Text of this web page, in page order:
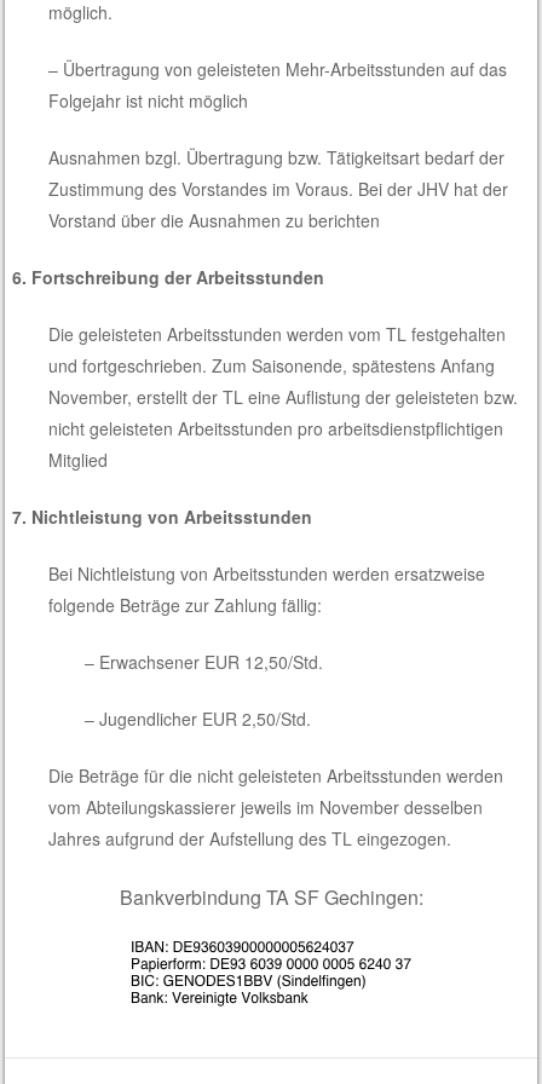
möglich.
– Übertragung von geleisteten Mehr-Arbeitsstunden auf das
Folgejahr ist nicht möglich
Ausnahmen bzgl. Übertragung bzw. Tätigkeitsart bedarf der
Zustimmung des Vorstandes im Voraus. Bei der JHV hat der
Vorstand über die Ausnahmen zu berichten
6. Fortschreibung der Arbeitsstunden
Die geleisteten Arbeitsstunden werden vom TL festgehalten
und fortgeschrieben. Zum Saisonende, spätestens Anfang
November, erstellt der TL eine Auflistung der geleisteten bzw.
nicht geleisteten Arbeitsstunden pro arbeitsdienstpflichtigen
Mitglied
7. Nichtleistung von Arbeitsstunden
Bei Nichtleistung von Arbeitsstunden werden ersatzweise
folgende Beträge zur Zahlung fällig:
– Erwachsener EUR 12,50/Std.
– Jugendlicher EUR 2,50/Std.
Die Beträge für die nicht geleisteten Arbeitsstunden werden
vom Abteilungskassierer jeweils im November desselben
Jahres aufgrund der Aufstellung des TL eingezogen.
Bankverbindung TA SF Gechingen: